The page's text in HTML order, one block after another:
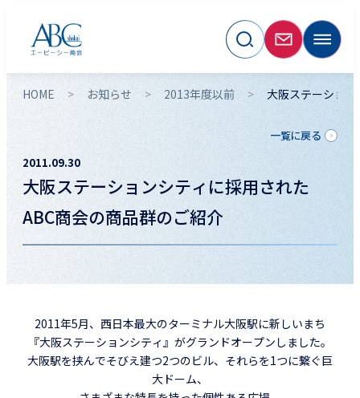
HOME お知らせ 2013年度以前 大阪ステーショ
2011.09.30
大阪ステーションシティに採用された
ABC商会の商品群のご紹介
一覧に戻る
2011年5月、西日本最大のターミナル大阪駅に新しいまち
『大阪ステーションシティ』がグランドオープンしました。
大阪駅を挟んでそびえ建つ2つのビル、それらを1つに繋ぐ巨
大ドーム、